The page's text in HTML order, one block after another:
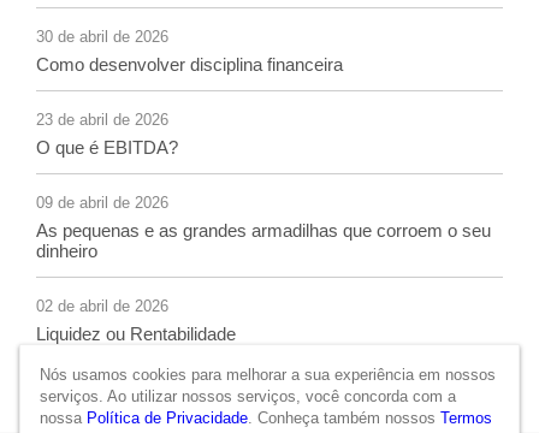
30 de abril de 2026
Como desenvolver disciplina financeira
23 de abril de 2026
O que é EBITDA?
09 de abril de 2026
As pequenas e as grandes armadilhas que corroem o seu
dinheiro
02 de abril de 2026
Liquidez ou Rentabilidade
Nós usamos cookies para melhorar a sua experiência em nossos
serviços. Ao utilizar nossos serviços, você concorda com a
nossa Política de Privacidade. Conheça também nossos Termos